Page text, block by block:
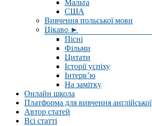
Мальта
США
Вивчення польської мови
Цікаво ►
Пісні
Фільми
Цитати
Історії успіху
Інтерв’ю
На замітку
Онлайн школа
Платформа для вивчення англійської
Автор статей
Всі статті